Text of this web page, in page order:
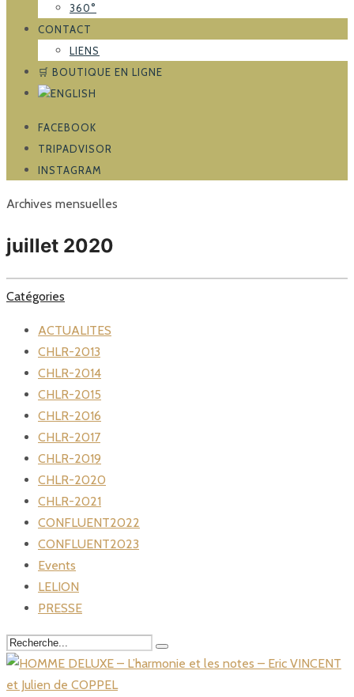
360°
CONTACT
LIENS
🛒 BOUTIQUE EN LIGNE
FACEBOOK
TRIPADVISOR
INSTAGRAM
Archives mensuelles
juillet 2020
Catégories
ACTUALITES
CHLR-2013
CHLR-2014
CHLR-2015
CHLR-2016
CHLR-2017
CHLR-2019
CHLR-2020
CHLR-2021
CONFLUENT2022
CONFLUENT2023
Events
LELION
PRESSE